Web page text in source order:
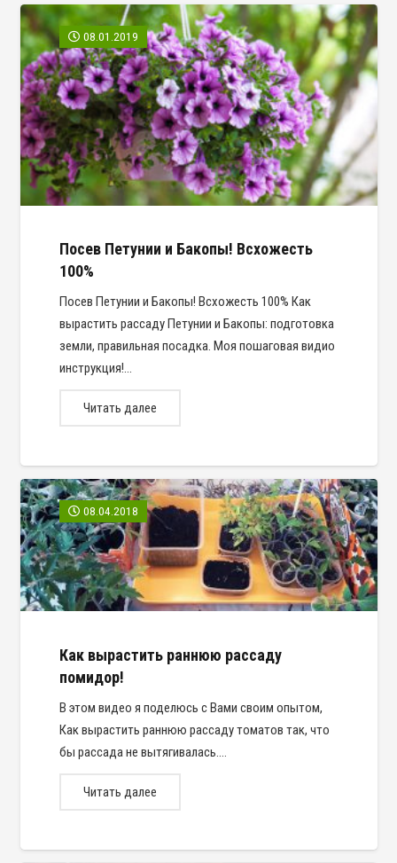
08.01.2019
Посев Петунии и Бакопы! Всхожесть
100%
Посев Петунии и Бакопы! Всхожесть 100% Как
вырастить рассаду Петунии и Бакопы: подготовка
земли, правильная посадка. Моя пошаговая видио
инструкция!…
Читать далее
08.04.2018
Как вырастить раннюю рассаду
помидор!
В этом видео я поделюсь с Вами своим опытом,
Как вырастить раннюю рассаду томатов так, что
бы рассада не вытягивалась.…
Читать далее